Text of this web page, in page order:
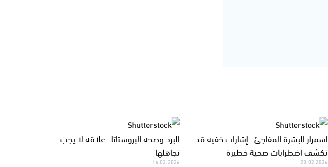
اسمرار البشرة المفاجئ.. إشارات خفية قد
تكشف اضطرابات صحية خطيرة
23.02.2026
البرد وصحة البروستاتا.. علاقة لا يجب
تجاهلها
16.02.2026